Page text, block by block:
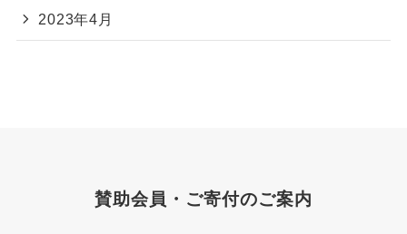
2023年4月
賛助会員・ご寄付のご案内